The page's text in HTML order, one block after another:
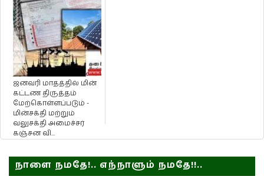
ஜனவரி மாதத்தில் மின்
கட்டண திருத்தம்
மேற்கொள்ளப்படும் -
மின்சக்தி மற்றும்
வலுசக்தி அமைச்சர்
கஞ்சன வி...
நாளை நமதே!.. எந்நாளும் நமதே!!..